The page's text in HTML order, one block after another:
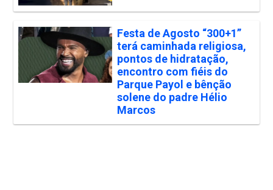
Festa de Agosto “300+1”
terá caminhada religiosa,
pontos de hidratação,
encontro com fiéis do
Parque Payol e bênção
solene do padre Hélio
Marcos